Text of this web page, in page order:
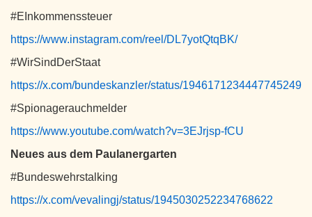
#EInkommenssteuer
https://www.instagram.com/reel/DL7yotQtqBK/
#WirSindDerStaat
https://x.com/bundeskanzler/status/1946171234447745249
#Spionagerauchmelder
https://www.youtube.com/watch?v=3EJrjsp-fCU
Neues aus dem Paulanergarten
#Bundeswehrstalking
https://x.com/vevalingj/status/1945030252234768622